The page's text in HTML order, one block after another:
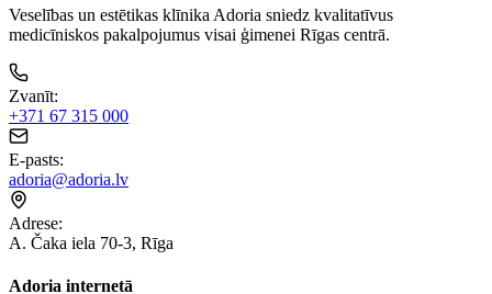
Veselības un estētikas klīnika Adoria sniedz kvalitatīvus
medicīniskos pakalpojumus visai ģimenei Rīgas centrā.
Zvanīt:
+371 67 315 000
E-pasts:
adoria@adoria.lv
Adrese:
A. Čaka iela 70-3, Rīga
Adoria internetā